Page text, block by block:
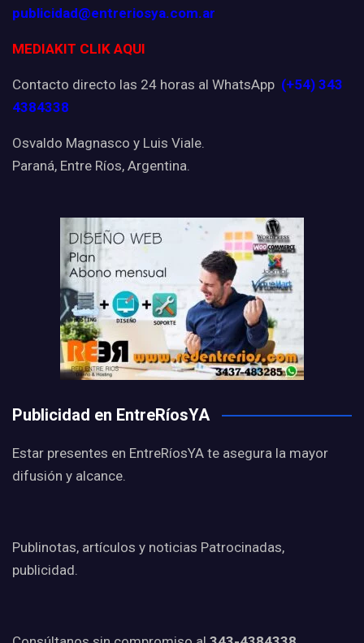
publicidad@entreriosya.com.ar
MEDIAKIT CLIK AQUI
Contacto directo las 24 horas al WhatsApp (+54) 343
4384338
Osvaldo Magnasco y Luis Viale.
Paraná, Entre Ríos, Argentina.
Publicidad en EntreRíosYA
Estar presentes en EntreRíosYA te asegura la mayor
difusión y alcance.
Publinotas, artículos y noticias Patrocinadas,
publicidad.